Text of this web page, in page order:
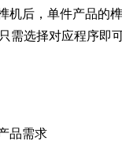
机后，单件产品的
需选择对应程序即
品需求